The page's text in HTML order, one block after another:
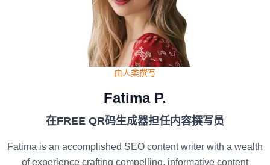
由人类撰写
Fatima P.
在FREE QR码生成器担任内容撰写员
Fatima is an accomplished SEO content writer with a wealth
of experience crafting compelling, informative content